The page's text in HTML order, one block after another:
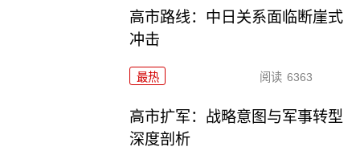
高市路线：中日关系面临断崖式
冲击
最热 阅读 6363
高市扩军：战略意图与军事转型
深度剖析